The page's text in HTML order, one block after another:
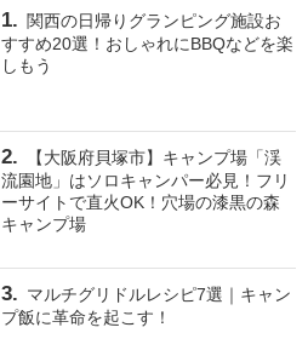
関西の日帰りグランピング施設お
すすめ20選！おしゃれにBBQなどを楽
しもう
【大阪府貝塚市】キャンプ場「渓
流園地」はソロキャンパー必見！フリ
ーサイトで直火OK！穴場の漆黒の森
キャンプ場
マルチグリドルレシピ7選｜キャン
プ飯に革命を起こす！